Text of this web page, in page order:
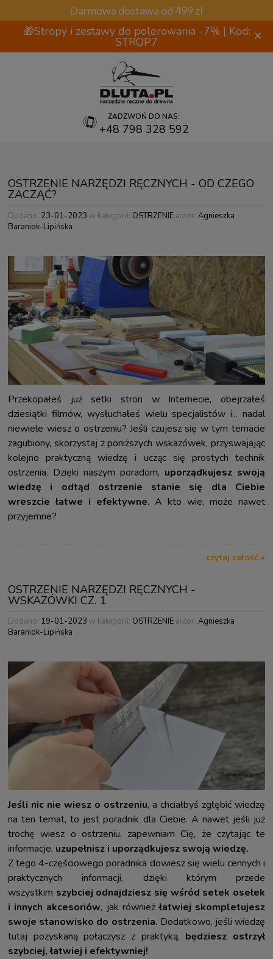
Darmowa dostawa od 499 zł
🎁Stropy i zestawy do polerowania -7% | Kod:
STROP7 ×
ZADZWOŃ DO NAS:
+48 798 328 592
OSTRZENIE NARZĘDZI RĘCZNYCH - OD CZEGO
ZACZĄĆ?
Dodano: 23-01-2023 w kategorii: OSTRZENIE autor: Agnieszka
Baraniok-Lipińska
Przekopałeś już setki stron w Internecie, obejrzałeś
dziesiątki filmów, wysłuchałeś wielu specjalistów i... nadal
niewiele wiesz o ostrzeniu? Jeśli czujesz się w tym temacie
zagubiony, skorzystaj z poniższych wskazówek, przyswajając
kolejno praktyczną wiedzę i ucząc się prostych technik
ostrzenia. Dzięki naszym poradom, uporządkujesz swoją
wiedzę i odtąd ostrzenie stanie się dla Ciebie
wreszcie łatwe i efektywne. A kto wie, może nawet
przyjemne?
czytaj całość »
OSTRZENIE NARZĘDZI RĘCZNYCH -
WSKAZÓWKI CZ. 1
Dodano: 19-01-2023 w kategorii: OSTRZENIE autor: Agnieszka
Baraniok-Lipińska
Jeśli nic nie wiesz o ostrzeniu, a chciałbyś zgłębić wiedzę
na ten temat, to jest poradnik dla Ciebie. A nawet jeśli już
trochę wiesz o ostrzeniu, zapewniam Cię, że czytając te
informacje, uzupełnisz i uporządkujesz swoją wiedzę.
Z tego 4-częściowego poradnika dowiesz się wielu cennych i
praktycznych informacji, dzięki którym przede
wszystkim szybciej odnajdziesz się wśród setek osełek
i innych akcesoriów, jak równieżłatwiej skompletujesz
swoje stanowisko do ostrzenia. Dodatkowo, jeśli wiedzę
tutaj pozyskaną połączysz z praktyką, będziesz ostrzył
szybciej, łatwiej i efektywniej!